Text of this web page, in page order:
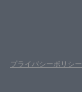
プライバシーポリシー